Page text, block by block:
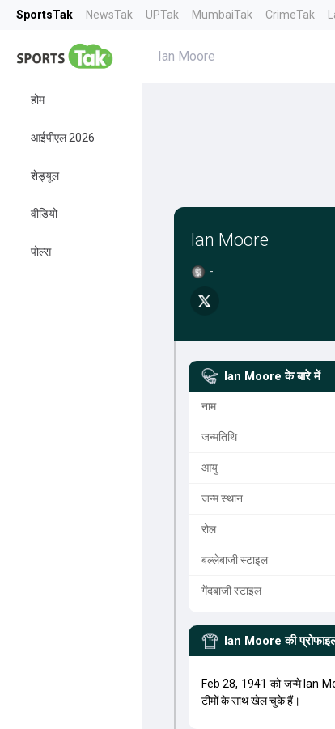
SportsTak NewsTak UPTak MumbaiTak CrimeTak
होम
आईपीएल 2026
शेड्यूल
वीडियो
पोल्स
Ian Moore
Ian Moore
-
Ian Moore के बारे में
नाम
जन्मतिथि
आयु
जन्म स्थान
रोल
बल्लेबाजी स्टाइल
गेंदबाजी स्टाइल
Ian Moore की
Feb 28, 1941 को जन्मे Ian
टीमों के साथ खेल चुके हैं।